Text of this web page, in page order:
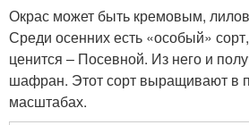
Окрас может быть кремовым,
Среди осенних есть «особый»
ценится – Посевной. Из него и
шафран. Этот сорт выращивают
масштабах.